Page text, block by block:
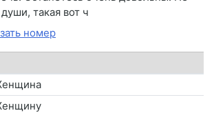
такая вот ч
номер